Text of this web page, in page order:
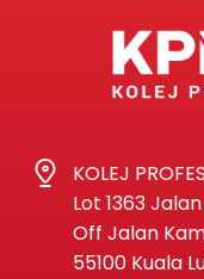
KOLEJ
Lot 1363
Off Jalan
55100 Kuala